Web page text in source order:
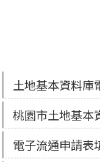
土地基本資料庫
桃園市土地基本
電子流通申請表